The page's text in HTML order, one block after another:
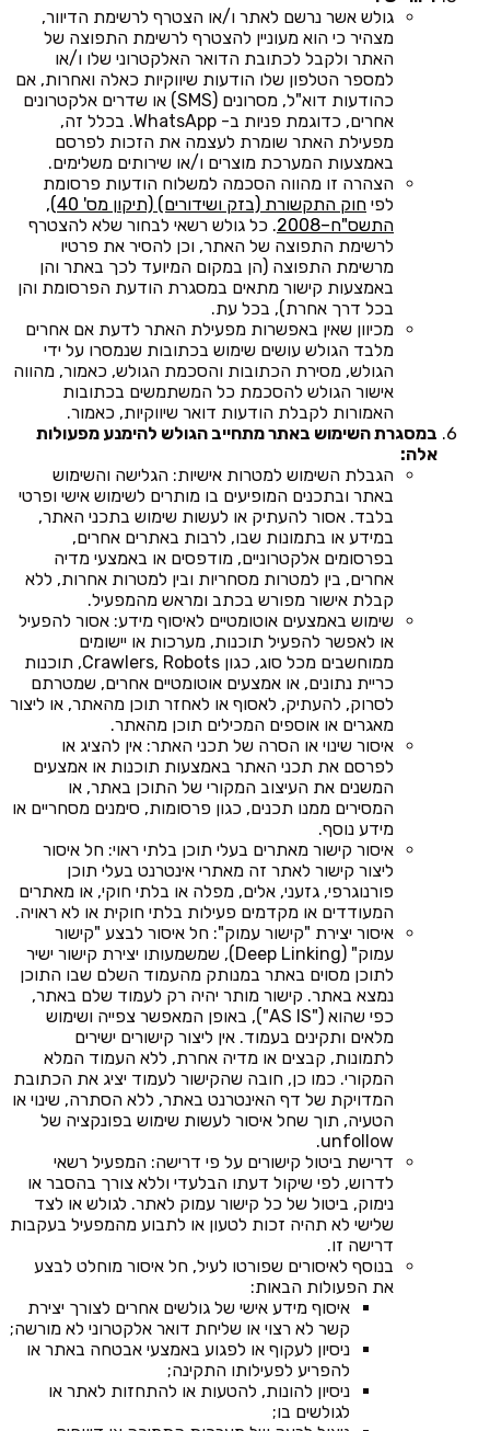
גולש אשר נרשם לאתר ו/או הצטרף לרשימת הדיוור,
מצהיר כי הוא מעוניין להצטרף לרשימת התפוצה של
האתר ולקבל לכתובת הדואר האלקטרוני שלו ו/או
למספר הטלפון שלו הודעות שיווקיות כאלה ואחרות, אם
כהודעות דוא"ל, מסרונים (SMS) או שדרים אלקטרונים
אחרים, כדוגמת פניות ב- WhatsApp. בכלל זה,
מפעילת האתר שומרת לעצמה את הזכות לפרסם
באמצעות המערכת מוצרים ו/או שירותים משלימים.
הצהרה זו מהווה הסכמה למשלוח הודעות פרסומת
לפי
חוק התקשורת (בזק ושידורים) (תיקון מס' 40),
התשס"ח–2008
. כל גולש רשאי לבחור שלא להצטרף
לרשימת התפוצה של האתר, וכן להסיר את פרטיו
מרשימת התפוצה (הן במקום המיועד לכך באתר והן
באמצעות קישור מתאים במסגרת הודעת הפרסומת והן
בכל דרך אחרת), בכל עת.
מכיוון שאין באפשרות מפעילת האתר לדעת אם אחרים
מלבד הגולש עושים שימוש בכתובות שנמסרו על ידי
הגולש, מסירת הכתובות והסכמת הגולש, כאמור, מהווה
אישור הגולש להסכמת כל המשתמשים בכתובות
האמורות לקבלת הודעות דואר שיווקיות, כאמור.
במסגרת השימוש באתר מתחייב הגולש להימנע מפעולות
אלה:
הגבלת השימוש למטרות אישיות: הגלישה והשימוש
באתר ובתכנים המופיעים בו מותרים לשימוש אישי ופרטי
בלבד. אסור להעתיק או לעשות שימוש בתכני האתר,
במידע או בתמונות שבו, לרבות באתרים אחרים,
בפרסומים אלקטרוניים, מודפסים או באמצעי מדיה
אחרים, בין למטרות מסחריות ובין למטרות אחרות, ללא
קבלת אישור מפורש בכתב ומראש מהמפעיל.
שימוש באמצעים אוטומטיים לאיסוף מידע: אסור להפעיל
או לאפשר להפעיל תוכנות, מערכות או יישומים
ממוחשבים מכל סוג, כגון Crawlers, Robots, תוכנות
כריית נתונים, או אמצעים אוטומטיים אחרים, שמטרתם
לסרוק, להעתיק, לאסוף או לאחזר תוכן מהאתר, או ליצור
מאגרים או אוספים המכילים תוכן מהאתר.
איסור שינוי או הסרה של תכני האתר: אין להציג או
לפרסם את תכני האתר באמצעות תוכנות או אמצעים
המשנים את העיצוב המקורי של התוכן באתר, או
המסירים ממנו תכנים, כגון פרסומות, סימנים מסחריים או
מידע נוסף.
איסור קישור מאתרים בעלי תוכן בלתי ראוי: חל איסור
ליצור קישור לאתר זה מאתרי אינטרנט בעלי תוכן
פורנוגרפי, גזעני, אלים, מפלה או בלתי חוקי, או מאתרים
המעודדים או מקדמים פעילות בלתי חוקית או לא ראויה.
איסור יצירת "קישור עמוק": חל איסור לבצע "קישור
עמוק" (Deep Linking), שמשמעותו יצירת קישור ישיר
לתוכן מסוים באתר במנותק מהעמוד השלם שבו התוכן
נמצא באתר. קישור מותר יהיה רק לעמוד שלם באתר,
כפי שהוא ("AS IS"), באופן המאפשר צפייה ושימוש
מלאים ותקינים בעמוד. אין ליצור קישורים ישירים
לתמונות, קבצים או מדיה אחרת, ללא העמוד המלא
המקורי. כמו כן, חובה שהקישור לעמוד יציג את הכתובת
המדויקת של דף האינטרנט באתר, ללא הסתרה, שינוי או
הטעיה, תוך שחל איסור לעשות שימוש בפונקציה של
unfollow.
דרישת ביטול קישורים על פי דרישה: המפעיל רשאי
לדרוש, לפי שיקול דעתו הבלעדי וללא צורך בהסבר או
נימוק, ביטול של כל קישור עמוק לאתר. לגולש או לצד
שלישי לא תהיה זכות לטעון או לתבוע מהמפעיל בעקבות
דרישה זו.
בנוסף לאיסורים שפורטו לעיל, חל איסור מוחלט לבצע
את הפעולות הבאות:
איסוף מידע אישי של גולשים אחרים לצורך יצירת
קשר לא רצוי או שליחת דואר אלקטרוני לא מורשה;
ניסיון לעקוף או לפגוע באמצעי אבטחה באתר או
להפריע לפעילותו התקינה;
ניסיון להונות, להטעות או להתחזות לאתר או
לגולשים בו;